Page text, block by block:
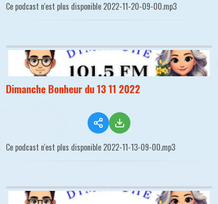
Ce podcast n'est plus disponible 2022-11-20-09-00.mp3
Dimanche Bonheur du 13 11 2022
Ce podcast n'est plus disponible 2022-11-13-09-00.mp3